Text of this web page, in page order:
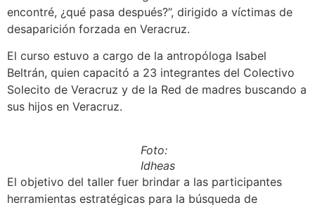
encontré, ¿qué pasa después?”, dirigido a víctimas de
desaparición forzada en Veracruz.
El curso estuvo a cargo de la antropóloga Isabel
Beltrán, quien capacitó a 23 integrantes del Colectivo
Solecito de Veracruz y de la Red de madres buscando a
sus hijos en Veracruz.
Foto:
Idheas
El objetivo del taller fuer brindar a las participantes
herramientas estratégicas para la búsqueda de